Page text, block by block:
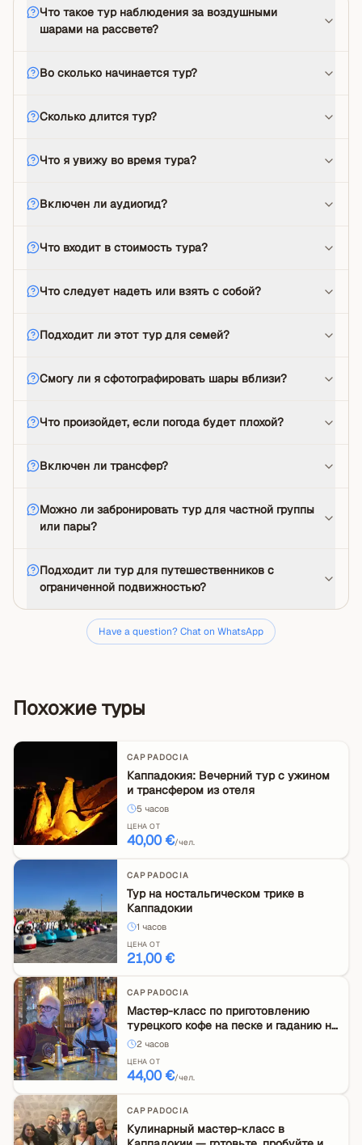
Что такое тур наблюдения за воздушными
шарами на рассвете?
Во сколько начинается тур?
Сколько длится тур?
Что я увижу во время тура?
Включен ли аудиогид?
Что входит в стоимость тура?
Что следует надеть или взять с собой?
Подходит ли этот тур для семей?
Смогу ли я сфотографировать шары вблизи?
Что произойдет, если погода будет плохой?
Включен ли трансфер?
Можно ли забронировать тур для частной группы
или пары?
Подходит ли тур для путешественников с
ограниченной подвижностью?
Have a question? Chat on WhatsApp
Похожие туры
CAPPADOCIA
Каппадокия: Вечерний тур с ужином
и трансфером из отеля
5 часов
ЦЕНА ОТ
40,00 €/чел.
CAPPADOCIA
Тур на ностальгическом трике в
Каппадокии
1 часов
ЦЕНА ОТ
21,00 €
CAPPADOCIA
Мастер-класс по приготовлению
турецкого кофе на песке и гаданию на
кофе в Каппадокии
2 часов
ЦЕНА ОТ
44,00 €/чел.
CAPPADOCIA
Кулинарный мастер-класс в